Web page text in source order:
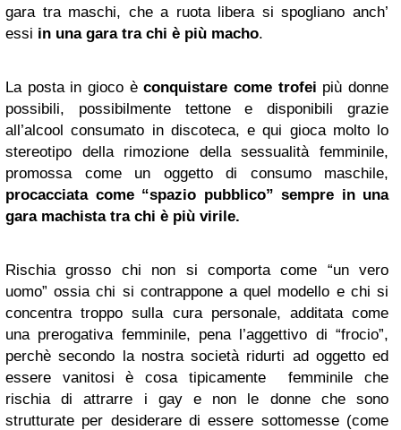
gara tra maschi, che a ruota libera si spogliano anch’
essi in una gara tra chi è più macho.
La posta in gioco èconquistare come trofei più donne
possibili, possibilmente tettone e disponibili grazie
all’alcool consumato in discoteca, e qui gioca molto lo
stereotipo della rimozione della sessualità femminile,
promossa come un oggetto di consumo maschile,
procacciata come “spazio pubblico” sempre in una
gara machista tra chi è più virile.
Rischia grosso chi non si comporta come “un vero
uomo” ossia chi si contrappone a quel modello e chi si
concentra troppo sulla cura personale, additata come
una prerogativa femminile, pena l’aggettivo di “frocio”,
perchè secondo la nostra società ridurti ad oggetto ed
essere vanitosi è cosa tipicamente femminile che
rischia di attrarre i gay e non le donne che sono
strutturate per desiderare di essere sottomesse (come